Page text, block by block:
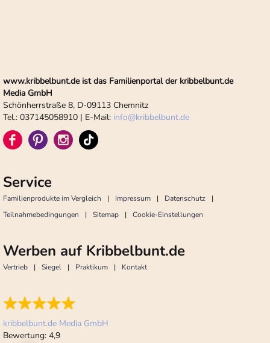
www.kribbelbunt.de ist das Familienportal der kribbelbunt.de
Media GmbH
Schönherrstraße 8, D-09113 Chemnitz
Tel.: 037145058910 | E-Mail: info@kribbelbunt.de
Service
Familienprodukte im Vergleich Impressum
Datenschutz
Teilnahmebedingungen
Sitemap Cookie-Einstellungen
Werben auf Kribbelbunt.de
Vertrieb Siegel Praktikum Kontakt
kribbelbunt.de Media GmbH
Bewertung: 4,9